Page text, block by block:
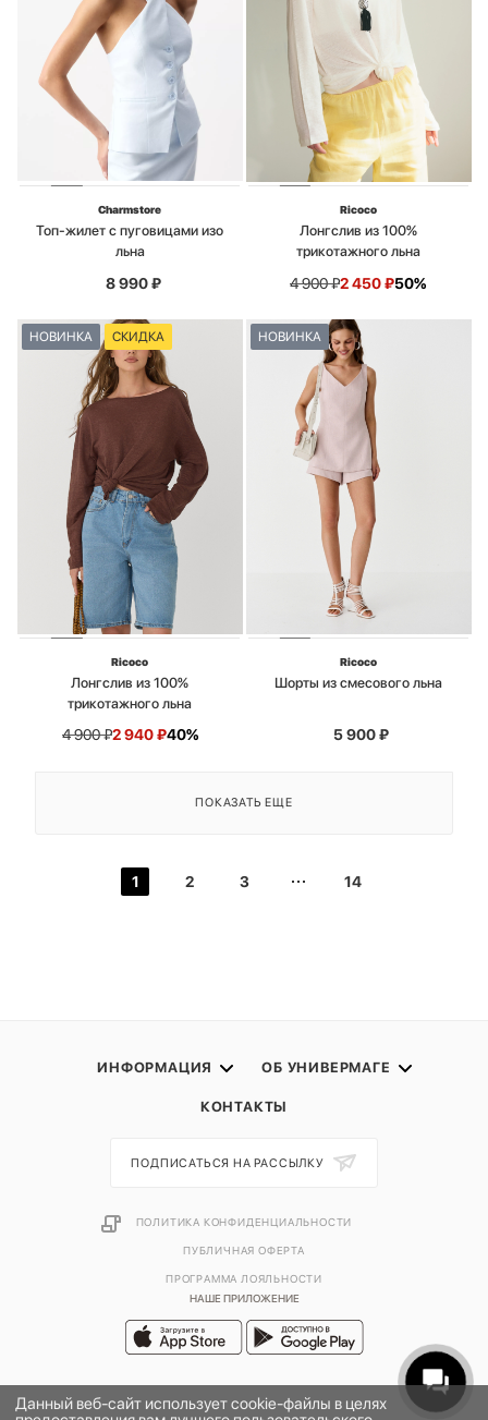
Charmstore
Топ-жилет с пуговицами изо
льна
8 990₽
Ricoco
Лонгслив из 100%
трикотажного льна
4 900₽2 450₽50%
НОВИНКА СКИДКА
Ricoco
Лонгслив из 100%
трикотажного льна
4 900₽2 940₽40%
НОВИНКА
Ricoco
Шорты из смесового льна
5 900₽
ПОКАЗАТЬ ЕЩЕ
1 2 3 14
ИНФОРМАЦИЯ ОБ УНИВЕРМАГЕ
КОНТАКТЫ
НАШЕ ПРИЛОЖЕНИЕ
ПОДПИСАТЬСЯ НА РАССЫЛКУ
ПОЛИТИКА КОНФИДЕНЦИАЛЬНОСТИ
ПУБЛИЧНАЯ ОФЕРТА
ПРОГРАММА ЛОЯЛЬНОСТИ
Данный веб-сайт использует cookie-файлы в целях